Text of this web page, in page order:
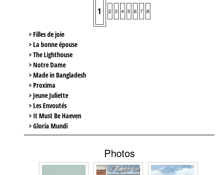
1 2 3 4 5 6 7 8
> Filles de joie
> La bonne épouse
> The Lighthouse
> Notre Dame
> Made in Bangladesh
> Proxima
> Jeune Juliette
> Les Envoutés
> It Must Be Haeven
> Gloria Mundi
Photos